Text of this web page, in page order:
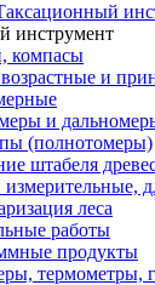
инструмент
компасы
и
и
(полнотомеры)
штабеля
измерительные,
леса
работы
продукты
термометры,